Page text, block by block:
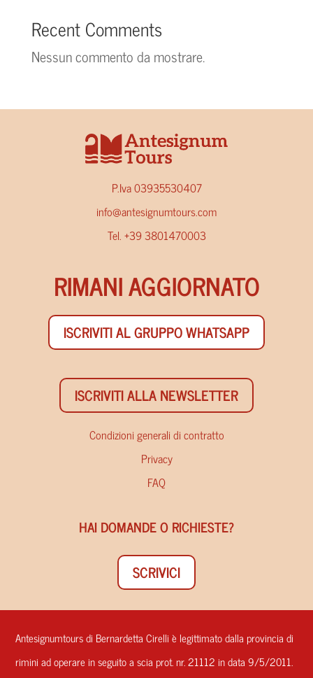
Recent Comments
Nessun commento da mostrare.
P.Iva 03935530407
info@antesignumtours.com
Tel. +39 3801470003
RIMANI AGGIORNATO
ISCRIVITI AL GRUPPO WHATSAPP
ISCRIVITI ALLA NEWSLETTER
Condizioni generali di contratto
Privacy
FAQ
HAI DOMANDE O RICHIESTE?
SCRIVICI
Antesignumtours di Bernardetta Cirelli è legittimato dalla provincia di
rimini ad operare in seguito a scia prot. nr. 21112 in data 9/5/2011.